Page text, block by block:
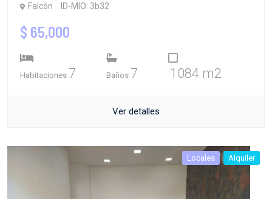
Falcón ID-MIO: 3b32
$ 65,000
Habitaciones 7 Baños 7 1084 m2
Ver detalles
Locales Alquiler